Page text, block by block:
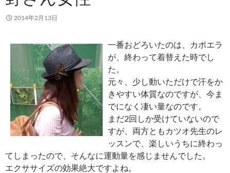
2014年2月13日
一番おどろいたのは、カポエラ
が、終わって着替えた時でし
た。
元々、少し動いただけで汗をか
きやすい体質なのですが、今ま
でになく凄い量なのです。
まだ2回しか受けていないので
すが、両方ともカツオ先生のレ
ッスンで、楽しいうちに終わっ
てしまったので、そんなに運動量を感じませんでした。
エクササイズの効果絶大ですよね。